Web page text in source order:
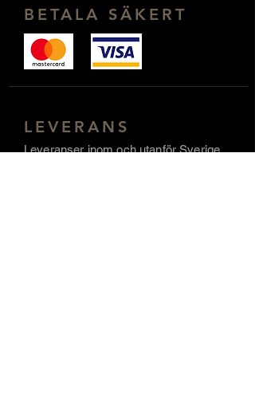
BETALA SÄKER T
LEVERANS
Leveranser inom och utanför Sverige